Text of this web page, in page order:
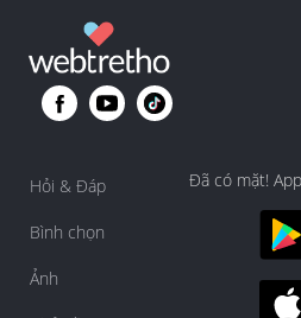
Hỏi & Đáp
Bình chọn
Ảnh
Đã có mặt!